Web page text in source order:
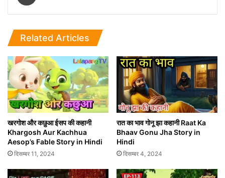
Related Articles
खरगोश और कछुआ ईसप की कहानी
Khargosh Aur Kachhua
Aesop’s Fable Story in Hindi
दिसम्बर 11, 2024
रात का भाव गोनू झा कहानी Raat Ka
Bhaav Gonu Jha Story in
Hindi
दिसम्बर 4, 2024